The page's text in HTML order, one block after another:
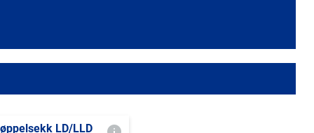
LD/LLD